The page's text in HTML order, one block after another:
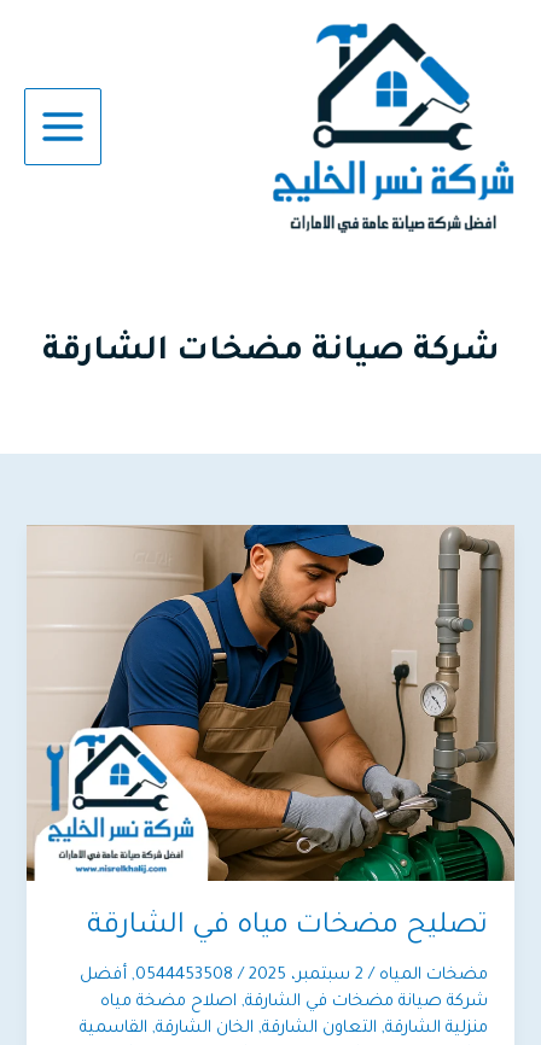
شركة صيانة مضخات الشارقة
تصليح مضخات مياه في الشارقة
مضخات المياه / 2 سبتمبر، 2025 /
0544453508
, أفضل
شركة صيانة مضخات في الشارقة, اصلاح مضخة مياه
منزلية الشارقة, التعاون الشارقة, الخان الشارقة, القاسمية